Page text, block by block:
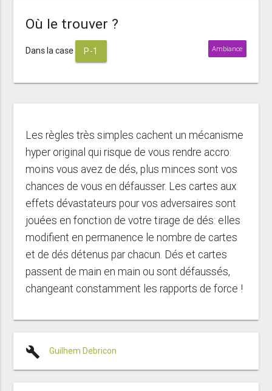
Où le trouver ?
Dans la case P-1 Ambiance
Les règles très simples cachent un mécanisme
hyper original qui risque de vous rendre accro:
moins vous avez de dés, plus minces sont vos
chances de vous en défausser. Les cartes aux
effets dévastateurs pour vos adversaires sont
jouées en fonction de votre tirage de dés: elles
modifient en permanence le nombre de cartes
et de dés détenus par chacun. Dés et cartes
passent de main en main ou sont défaussés,
changeant constamment les rapports de force !
build Guilhem Debricon